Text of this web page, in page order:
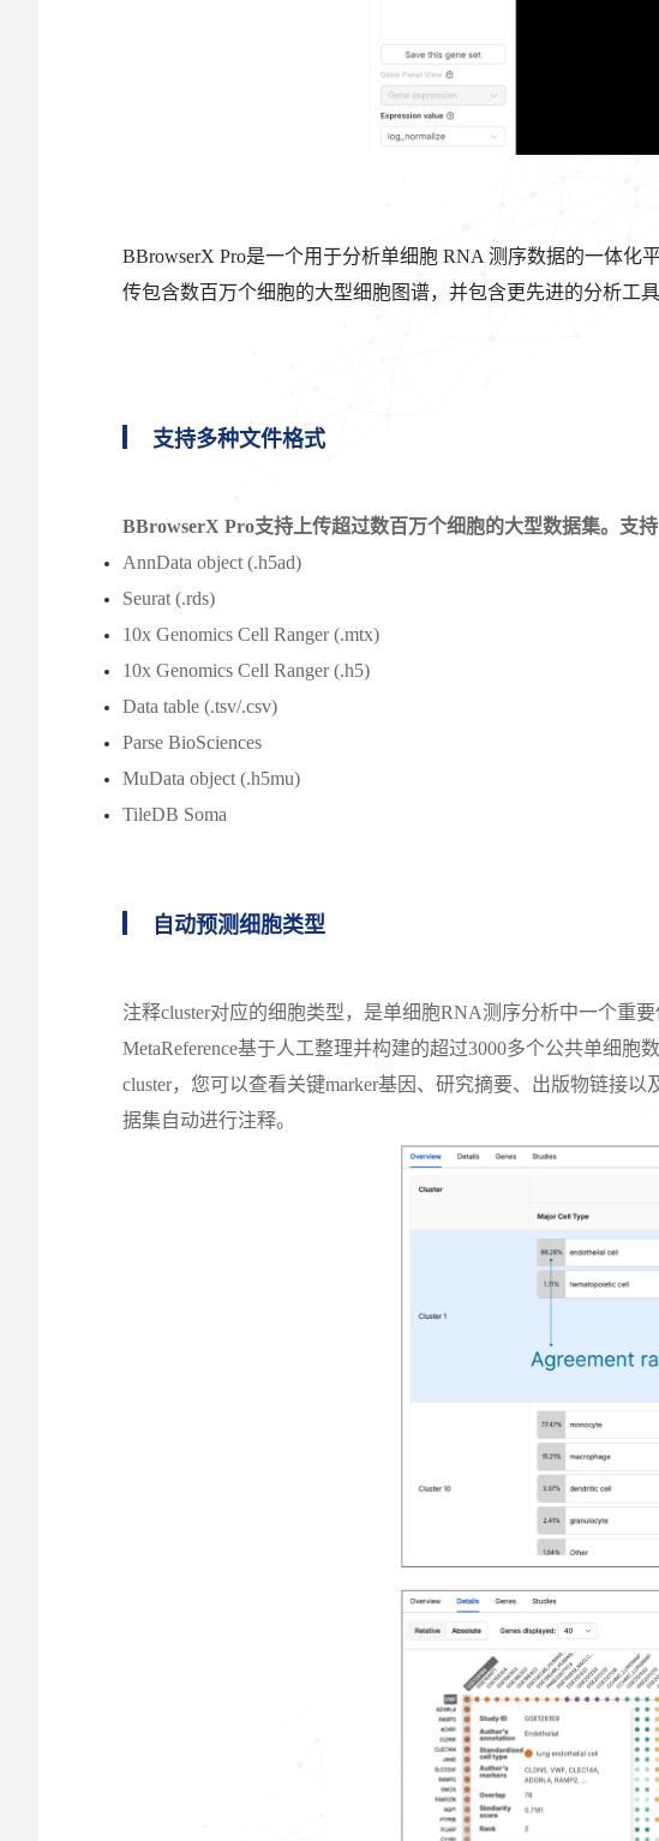
BBrowserX Pro是一个用于分析单细胞 RNA 测序数据的一体化
传包含数百万个细胞的大型细胞图谱，并包含更先进的分析工具
支持多种文件格式
BBrowserX Pro支持上传超过数百万个细胞的大型数据集。支持
AnnData object (.h5ad)
Seurat (.rds)
10x Genomics Cell Ranger (.mtx)
10x Genomics Cell Ranger (.h5)
Data table (.tsv/.csv)
Parse BioSciences
MuData object (.h5mu)
TileDB Soma
自动预测细胞类型
注释cluster对应的细胞类型，是单细胞RNA测序分析中一个重
MetaReference基于人工整理并构建的超过3000多个公共单细
cluster，您可以查看关键marker基因、研究摘要、出版物链接
据集自动进行注释。